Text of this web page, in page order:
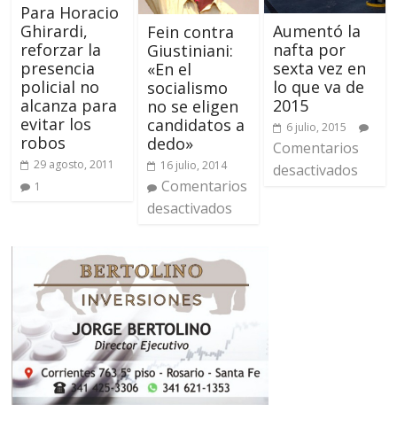
Para Horacio
Ghirardi,
reforzar la
presencia
policial no
alcanza para
evitar los
robos
29 agosto, 2011
1
Fein contra
Giustiniani:
«En el
socialismo
no se eligen
candidatos a
dedo»
16 julio, 2014
Comentarios
desactivados
Aumentó la
nafta por
sexta vez en
lo que va de
2015
6 julio, 2015
Comentarios
desactivados